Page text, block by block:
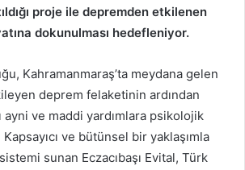
proje ile depremden etkilenen
dokunulması hedefleniyor.
Kahramanmaraş’ta meydana gelen
deprem felaketinin ardından
ayni ve maddi yardımlara psikolojik
ve bütünsel bir yaklaşımla
sunan Eczacıbaşı Evital, Türk